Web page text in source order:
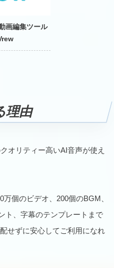
画編集ツール
理由
オリティー高いAI音声が使え
個のビデオ、200個のBGM、
ト、字幕のテンプレートまで
せずに安心してご利用になれ